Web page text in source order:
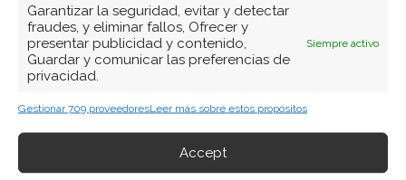
Garantizar la seguridad, evitar y detectar
fraudes, y eliminar fallos, Ofrecer y
presentar publicidad y contenido,
Guardar y comunicar las preferencias de
privacidad.
Siempre activo
Gestionar 709 proveedoresLeer más sobre estos propósitos
Accept
BUSCAR